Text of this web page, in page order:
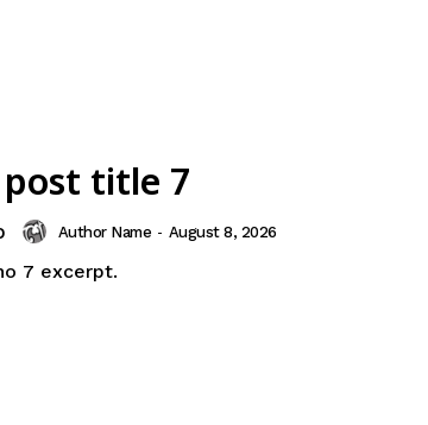
post title 7
Author Name - August 8, 2026
7 excerpt.